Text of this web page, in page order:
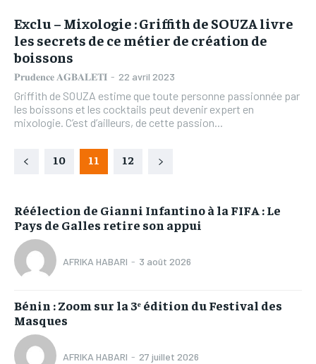
Exclu – Mixologie : Griffith de SOUZA livre
les secrets de ce métier de création de
boissons
𝐏𝐫𝐮𝐝𝐞𝐧𝐜𝐞 𝐀𝐆𝐁𝐀𝐋𝐄𝐓𝐈 - 22 avril 2023
Griffith de SOUZA estime que toute personne passionnée par
les boissons et les cocktails peut devenir expert en
mixologie. C’est d’ailleurs, de cette passion...
10 11 12
Réélection de Gianni Infantino à la FIFA : Le
Pays de Galles retire son appui
AFRIKA HABARI - 3 août 2026
Bénin : Zoom sur la 3ᵉ édition du Festival des
Masques
AFRIKA HABARI - 27 juillet 2026